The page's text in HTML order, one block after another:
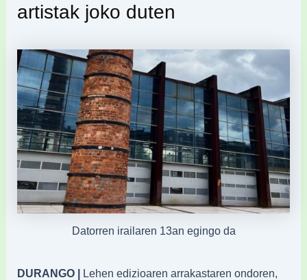
artistak joko duten
Datorren irailaren 13an egingo da
DURANGO | Lehen edizioaren arrakastaren ondoren,